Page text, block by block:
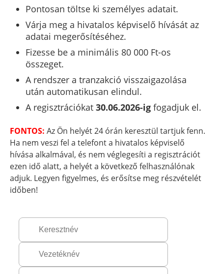
Pontosan töltse ki személyes adatait.
Várja meg a hivatalos képviselő hívását az
adatai megerősítéséhez.
Fizesse be a minimális 80 000 Ft-os
összeget.
A rendszer a tranzakció visszaigazolása
után automatikusan elindul.
A regisztrációkat30.06.2026-igfogadjuk el.
FONTOS: Az Ön helyét 24 órán keresztül tartjuk fenn.
Ha nem veszi fel a telefont a hivatalos képviselő
hívása alkalmával, és nem véglegesíti a regisztrációt
ezen idő alatt, a helyét a következő felhasználónak
adjuk. Legyen figyelmes, és erősítse meg részvételét
időben!